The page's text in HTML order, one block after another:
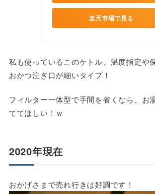
楽天市場で見る
私も使っているこのケトル、温度指定や
おかつ注ぎ口が細いタイプ！
フィルター一体型で手間を省くなら、お
ててほしい！ｗ
2020年現在
おかげさまで売れ行きは好調です！